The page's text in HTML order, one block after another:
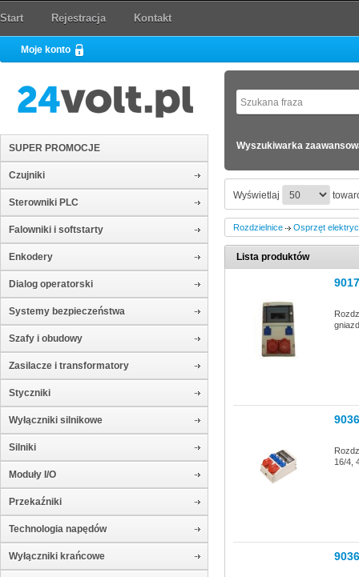
Start Rejestracja Kontakt
Moje konto
SUPER PROMOCJE
Czujniki
Sterowniki PLC
Falowniki i softstarty
Enkodery
Dialog operatorski
Systemy bezpieczeństwa
Szafy i obudowy
Zasilacze i transformatory
Styczniki
Wyłączniki silnikowe
Silniki
Moduły I/O
Przekaźniki
Technologia napędów
Wyłączniki krańcowe
Wyszukiwarka
Wyświetlaj
Rozdzielnice Osprzęt
Lista produktów
16/4,